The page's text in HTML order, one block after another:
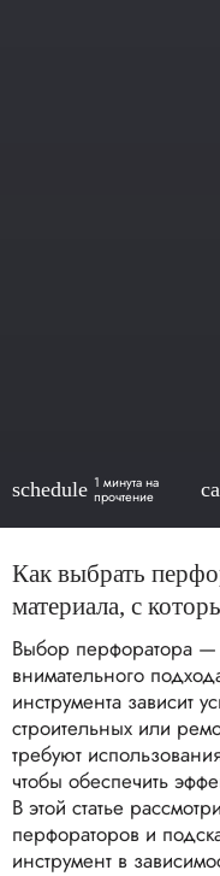
schedule 1 минута на
прочтение
Как выбрать
материала, с
Выбор перфоратора
внимательного
инструмента зависит
строительных или
требуют
чтобы обеспечить
В этой статье
перфораторов и
инструмент в